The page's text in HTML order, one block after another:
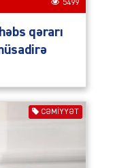
5499
qərarı
CƏMIYYƏT